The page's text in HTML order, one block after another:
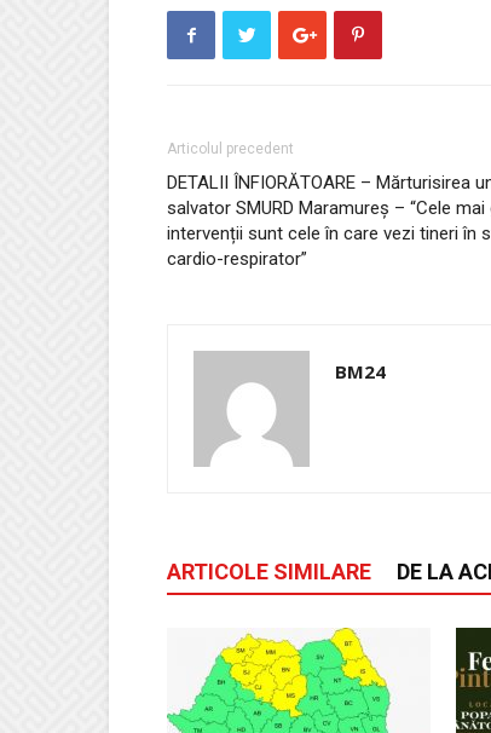
Articolul precedent
DETALII ÎNFIORĂTOARE – Mărturisirea
salvator SMURD Maramureș – “Cele mai
intervenții sunt cele în care vezi tineri în
cardio-respirator”
BM24
ARTICOLE SIMILARE DE LA